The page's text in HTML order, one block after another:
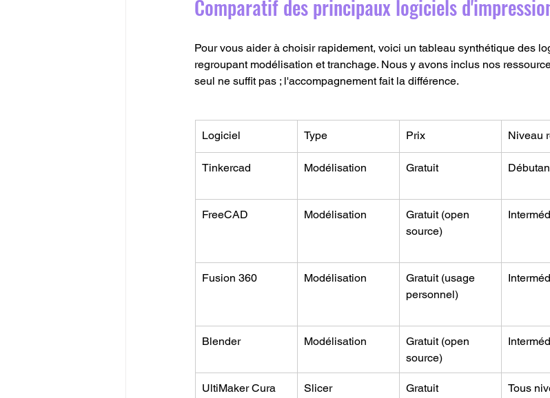
Comparatif des principaux logiciels
Pour vous aider à choisir rapidement, voici un tableau synthétique des
regroupant modélisation et tranchage. Nous y avons inclus nos
seul ne suffit pas ; l'accompagnement fait la différence.
Logiciel Type Prix Niveau
Tinkercad Modélisation Gratuit
FreeCAD Modélisation
Gratuit (open
source)
Fusion 360 Modélisation
Gratuit (usage
personnel)
Blender Modélisation
Gratuit (open
source)
UltiMaker Cura Slicer Gratuit Tous